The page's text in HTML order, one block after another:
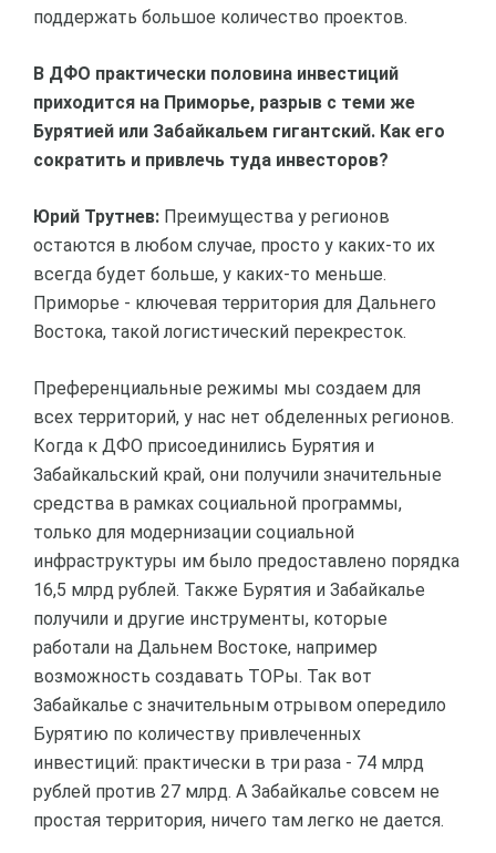
поддержать большое количество проектов.
В ДФО практически половина инвестиций
приходится на Приморье, разрыв с теми же
Бурятией или Забайкальем гигантский. Как его
сократить и привлечь туда инвесторов?
Юрий Трутнев: Преимущества у регионов
остаются в любом случае, просто у каких-то их
всегда будет больше, у каких-то меньше.
Приморье - ключевая территория для Дальнего
Востока, такой логистический перекресток.
Преференциальные режимы мы создаем для
всех территорий, у нас нет обделенных регионов.
Когда к ДФО присоединились Бурятия и
Забайкальский край, они получили значительные
средства в рамках социальной программы,
только для модернизации социальной
инфраструктуры им было предоставлено порядка
16,5 млрд рублей. Также Бурятия и Забайкалье
получили и другие инструменты, которые
работали на Дальнем Востоке, например
возможность создавать ТОРы. Так вот
Забайкалье с значительным отрывом опередило
Бурятию по количеству привлеченных
инвестиций: практически в три раза - 74 млрд
рублей против 27 млрд. А Забайкалье совсем не
простая территория, ничего там легко не дается.